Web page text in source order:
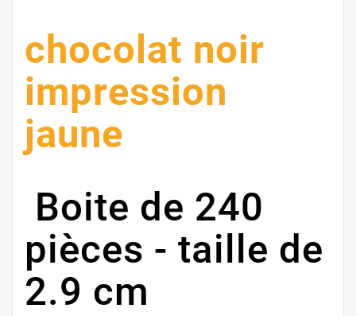
chocolat noir
impression
jaune
Boite de 240
pièces - taille de
2.9 cm